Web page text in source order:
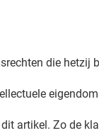
die hetzij
artikel. Zo de